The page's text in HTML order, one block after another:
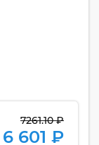
7261.10 ₽
6 601 ₽